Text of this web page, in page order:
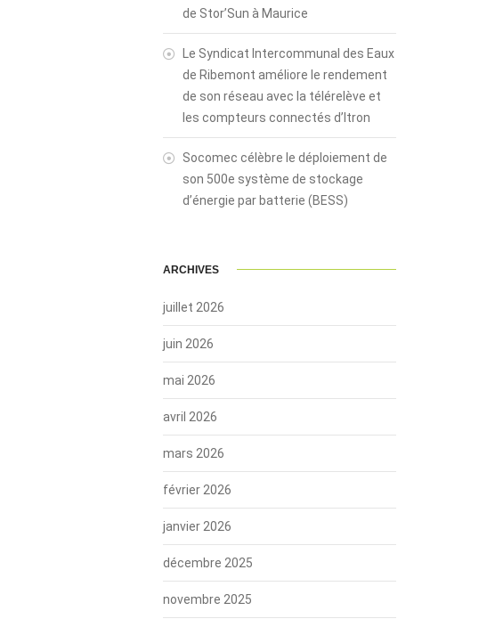
de Stor’Sun à Maurice
Le Syndicat Intercommunal des Eaux
de Ribemont améliore le rendement
de son réseau avec la télérelève et
les compteurs connectés d’Itron
Socomec célèbre le déploiement de
son 500e système de stockage
d’énergie par batterie (BESS)
ARCHIVES
juillet 2026
juin 2026
mai 2026
avril 2026
mars 2026
février 2026
janvier 2026
décembre 2025
novembre 2025